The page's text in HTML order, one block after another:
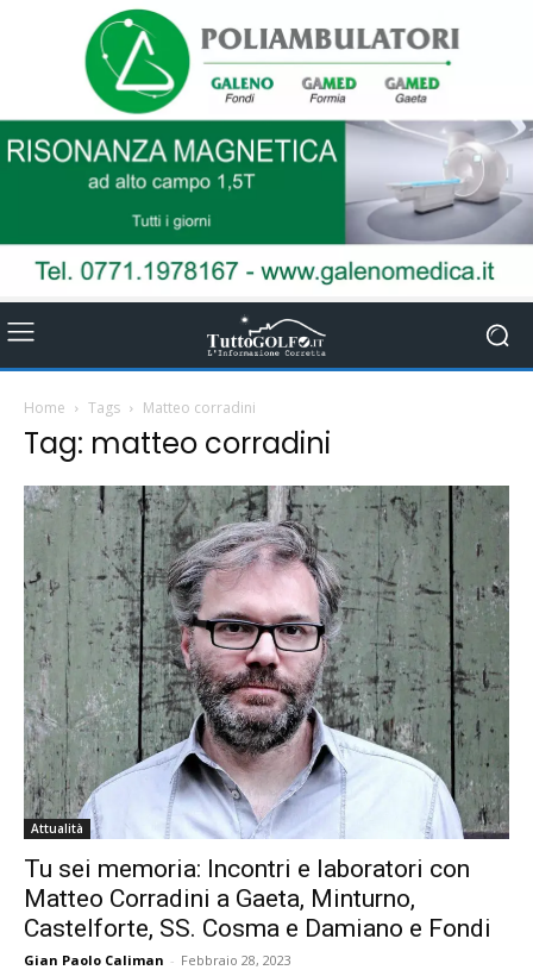
Home Tags Matteo corradini
Tag: matteo corradini
Attualità
Tu sei memoria: Incontri e laboratori con
Matteo Corradini a Gaeta, Minturno,
Castelforte, SS. Cosma e Damiano e Fondi
Gian Paolo Caliman - Febbraio 28, 2023